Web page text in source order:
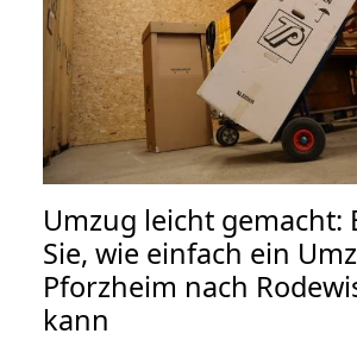
Umzug leicht gemacht:
Sie, wie einfach ein
Pforzheim nach
kann